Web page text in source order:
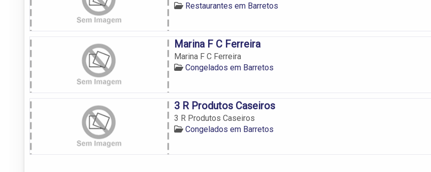
Restaurantes em Barretos
Marina F C Ferreira
Marina F C Ferreira
Congelados em Barretos
3 R Produtos Caseiros
3 R Produtos Caseiros
Congelados em Barretos